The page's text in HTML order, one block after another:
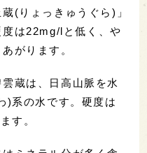
(りょっきゅうぐら)」
は22mg/lと低く、や
がります。
蔵は、日高山脈を水
)系の水です。硬度は
す。